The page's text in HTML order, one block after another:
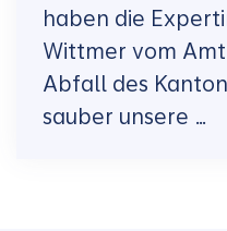
haben die
Wittmer vom
Abfall des
sauber unsere …